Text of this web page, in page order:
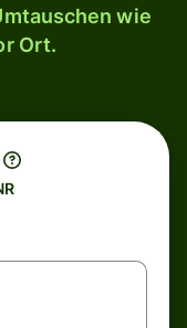
wie
Ort.